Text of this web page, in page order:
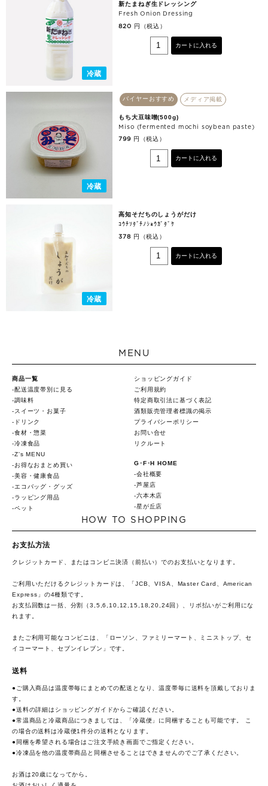
冷蔵
新たまねぎ生ドレッシング
Fresh Onion Dressing
820 円（税込）
カートに入れる
冷蔵
バイヤーおすすめ メディア掲載
もち大豆味噌(500g)
Miso (fermented mochi soybean paste)
799 円（税込）
カートに入れる
冷蔵
高知そだちのしょうがだけ
ｺｳﾁｿﾀﾞﾁﾉｼｮｳｶﾞﾀﾞｹ
378 円（税込）
カートに入れる
MENU
商品一覧
配送温度帯別に見る
調味料
スイーツ・お菓子
ドリンク
食材・惣菜
冷凍食品
Z's MENU
お得なおまとめ買い
美容・健康食品
エコバッグ・グッズ
ラッピング用品
ペット
ショッピングガイド
ご利用規約
特定商取引法に基づく表記
酒類販売管理者標識の掲示
プライバシーポリシー
お問い合せ
リクルート
G･F･H HOME
会社概要
芦屋店
六本木店
星が丘店
HOW TO SHOPPING
お支払方法
クレジットカード、またはコンビニ決済（前払い）でのお支払いとなります。
ご利用いただけるクレジットカードは、「JCB、VISA、Master Card、American
Express」の4種類です。
お支払回数は一括、分割（3,5,6,10,12,15,18,20,24回）、リボ払いがご利用にな
れます。
またご利用可能なコンビニは、「ローソン、ファミリーマート、ミニストップ、セ
イコーマート、セブンイレブン」です。
送料
●ご購入商品は温度帯毎にまとめての配送となり、温度帯毎に送料を頂戴しておりま
す。
●送料の詳細は ショッピングガイドからご確認ください。
●常温商品と冷蔵商品につきましては、「冷蔵便」に同梱することも可能です。 こ
の場合の送料は冷蔵便1件分の送料となります。
●同梱を希望される場合はご注文手続き画面でご指定ください。
●冷凍品を他の温度帯商品と同梱させることはできませんのでご了承ください。
お酒は20歳になってから。